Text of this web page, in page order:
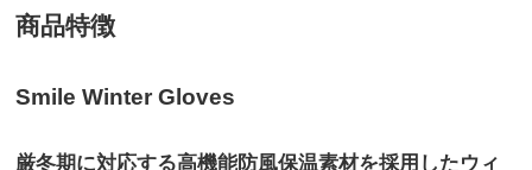
商品特徴
Smile Winter Gloves
厳冬期に対応する高機能防風保温素材を採用したウィ